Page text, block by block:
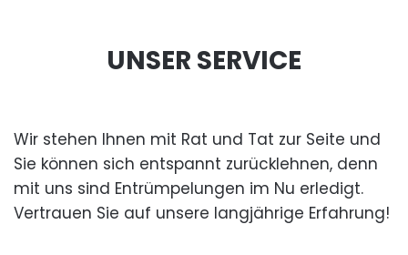
UNSER SERVICE
Wir stehen Ihnen mit Rat und Tat zur Seite und
Sie können sich entspannt zurücklehnen, denn
mit uns sind Entrümpelungen im Nu erledigt.
Vertrauen Sie auf unsere langjährige Erfahrung!